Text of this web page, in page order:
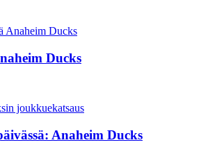
Ducks
Anaheim Ducks